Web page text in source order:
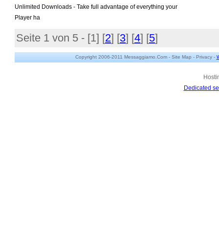
Unlimited Downloads - Take full advantage of everything your
Player ha
Seite 1 von 5 - [1] [2] [3] [4] [5]
Copyright 2006-2011 Messaggiamo.Com - Site Map - Privacy-
Dedicated